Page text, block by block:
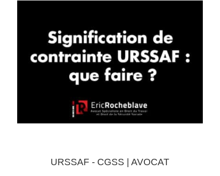
URSSAF - CGSS | AVOCAT